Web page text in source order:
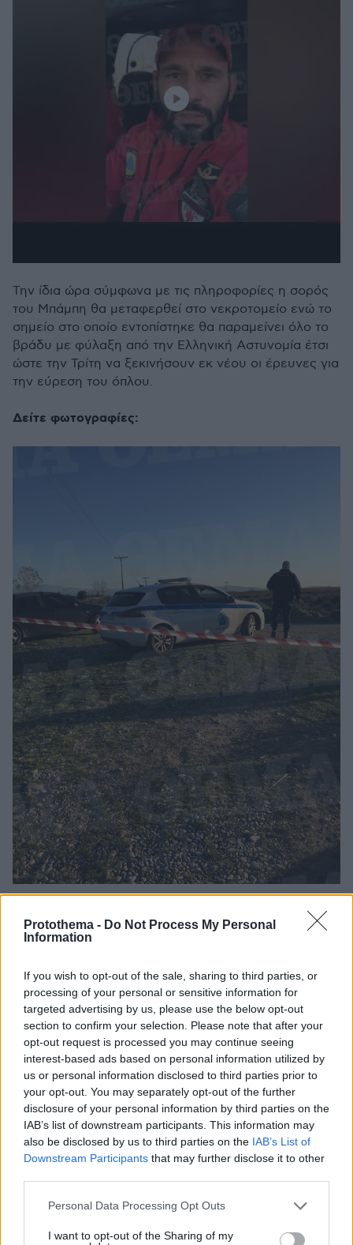
Protothema - Do Not Process My Personal
Information
If you wish to opt-out of the sale, sharing to third parties, or
processing of your personal or sensitive information for
targeted advertising by us, please use the below opt-out
section to confirm your selection. Please note that after your
opt-out request is processed you may continue seeing
interest-based ads based on personal information utilized by
us or personal information disclosed to third parties prior to
your opt-out. You may separately opt-out of the further
disclosure of your personal information by third parties on the
IAB’s list of downstream participants. This information may
also be disclosed by us to third parties on the IAB’s List of
Downstream Participants that may further disclose it to other
Please note that this website/app uses one or more Google
not limited to your visit or usage behaviour. You may click to
Personal Data Processing Opt Outs
I want to opt-out of the Sharing of my
Την ίδια ώρα σύμφωνα με τις πληροφορίες η σορός
του Μπάμπη θα μεταφερθεί στο νεκροτομείο ενώ το
σημείο στο οποίο εντοπίστηκε θα παραμείνει όλο το
βράδυ με φύλαξη από την Ελληνική Αστυνομία έτσι
ώστε την Τρίτη να ξεκινήσουν εκ νέου οι έρευνες για
την εύρεση του όπλου.
Δείτε φωτογραφίες: